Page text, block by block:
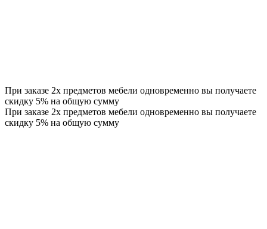
При заказе 2х предметов мебели одновременно вы получаете
скидку 5% на общую сумму
При заказе 2х предметов мебели одновременно вы получаете
скидку 5% на общую сумму